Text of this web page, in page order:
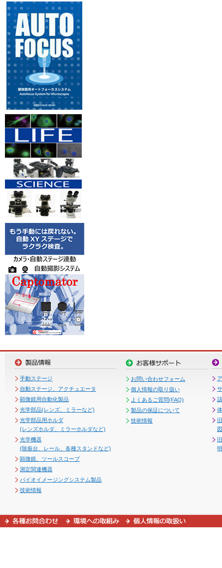
手動ステージ
自動ステージ、アクチュエータ
顕微鏡用自動化製品
光学部品(レンズ、ミラーなど)
光学部品用ホルダ
(レンズホルダ、ミラーホルダなど)
光学機器
(除振台、レール、各種スタンドなど)
顕微鏡、ツールスコープ
測定関連機器
バイオイメージングシステム製品
技術情報
お問い合わせフォーム
個人情報の取り扱い
よくあるご質問(FAQ)
製品の保証について
技術情報